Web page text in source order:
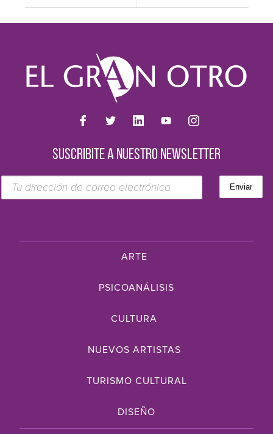
SUSCRIBITE A NUESTRO NEWSLETTER
ARTE
PSICOANÁLISIS
CULTURA
NUEVOS ARTISTAS
TURISMO CULTURAL
DISEÑO